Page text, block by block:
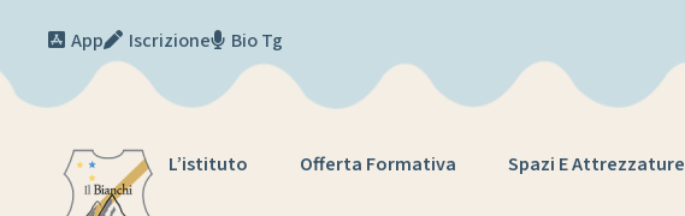
App
Iscrizione Bio Tg
L’istituto Offerta Formativa Spazi E Attrezzature